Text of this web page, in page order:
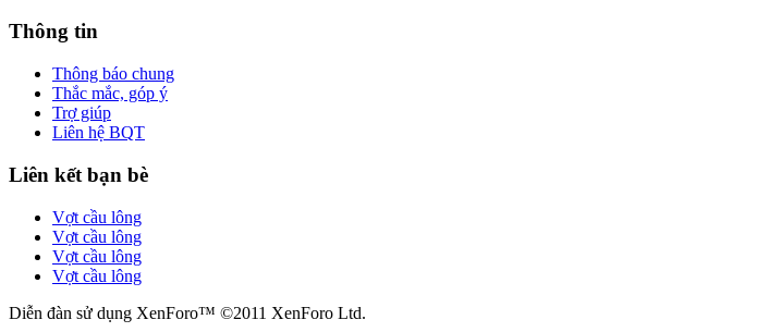
Thông tin
Thông báo chung
Thắc mắc, góp ý
Trợ giúp
Liên hệ BQT
Liên kết bạn bè
Vợt cầu lông
Vợt cầu lông
Vợt cầu lông
Vợt cầu lông
Diễn đàn sử dụng XenForo™ ©2011 XenForo Ltd.